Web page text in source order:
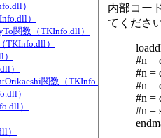
）
）
関数（TKInfo.dll）
TKInfo.dll）
）
関数（TKInfo.dll）
）
）
）
内部コー
てくださ
#n =
#n =
#n =
#n =
#n =